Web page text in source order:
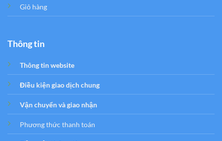
Giỏ hàng
Thông tin
Thông tin website
Điều kiện giao dịch chung
Vận chuyển và giao nhận
Phương thức thanh toán